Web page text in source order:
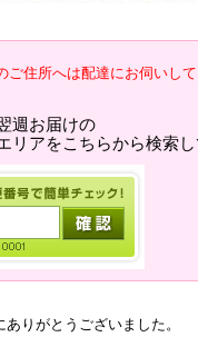
住所へは配達にお伺いして
週お届けの
リアをこちらから検索し
りがとうございました。